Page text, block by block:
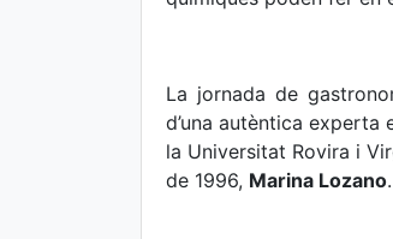
La jornada de
d’una autèntica experta
la Universitat Rovira i
de 1996, Marina Lozano.